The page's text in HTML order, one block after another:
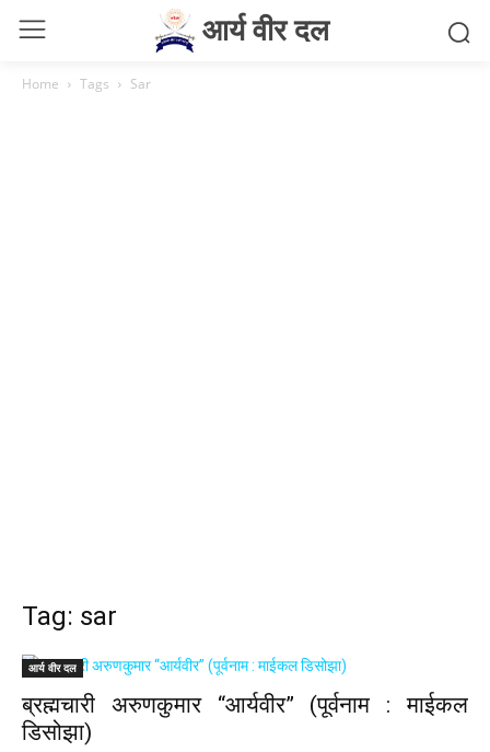
आर्य वीर दल
Home Tags Sar
Tag: sar
आर्य वीर दल
ब्रह्मचारी अरुणकुमार “आर्यवीर” (पूर्वनाम : माईकल
डिसोझा)